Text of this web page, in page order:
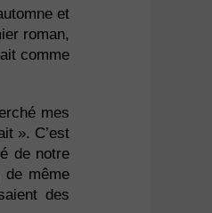
et
roman,
comme
mes
». C’est
de notre
de même
des